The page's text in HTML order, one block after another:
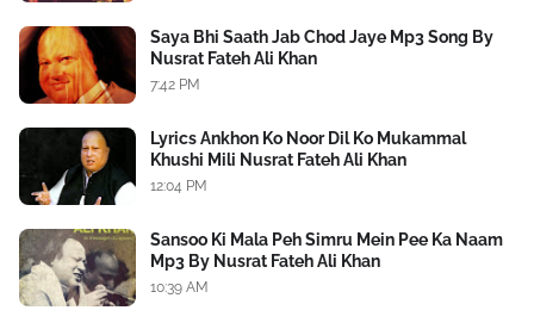
Saya Bhi Saath Jab Chod Jaye Mp3 Song By
Nusrat Fateh Ali Khan
7:42 PM
Lyrics Ankhon Ko Noor Dil Ko Mukammal
Khushi Mili Nusrat Fateh Ali Khan
12:04 PM
Sansoo Ki Mala Peh Simru Mein Pee Ka Naam
Mp3 By Nusrat Fateh Ali Khan
10:39 AM